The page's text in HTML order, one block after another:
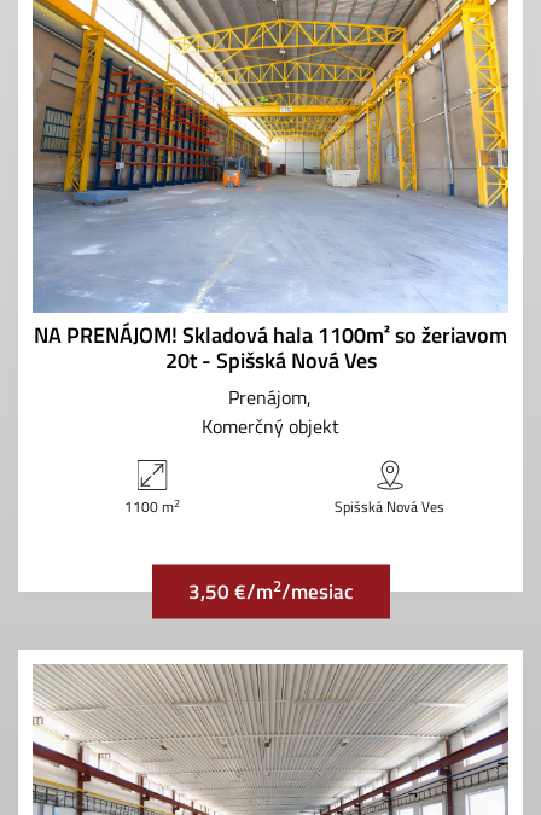
NA PRENÁJOM! Skladová hala 1100m² so žeriavom
20t - Spišská Nová Ves
Prenájom
Komerčný objekt
1100 m2 Spišská Nová Ves
3,50 €/m2/mesiac